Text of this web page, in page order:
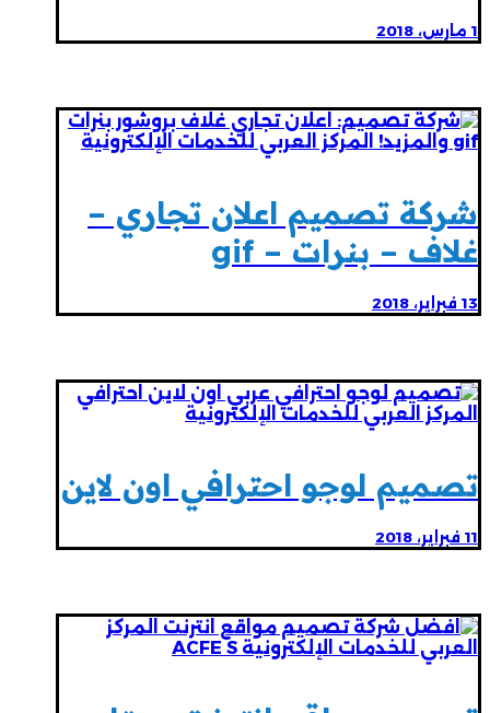
1 مارس، 2018
شركة تصميم اعلان تجاري –
غلاف – بنرات – gif
13 فبراير، 2018
تصميم لوجو احترافي اون لاين
11 فبراير، 2018